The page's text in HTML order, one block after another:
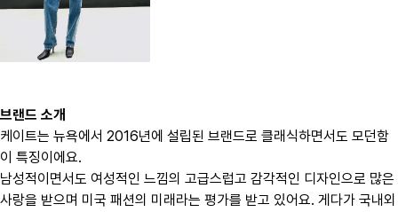
브랜드 소개
케이트는 뉴욕에서 2016년에 설립된 브랜드로 클래식하면서도 모던함
이 특징이에요.
남성적이면서도 여성적인 느낌의 고급스럽고 감각적인 디자인으로 많은
사랑을 받으며 미국 패션의 미래라는 평가를 받고 있어요. 게다가 국내외